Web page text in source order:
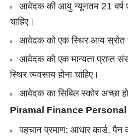
आवेदक की आयु न्यूनतम 21 वर्ष
चाहिए।
आवेदक को एक स्थिर आय स्रोत
आवेदक को एक मान्यता प्राप्त
स्थिर व्यवसाय होना चाहिए।
आवेदक का सिबिल स्कोर अच्छा
Piramal Finance Personal
पहचान प्रमाण: आधार कार्ड, पैन